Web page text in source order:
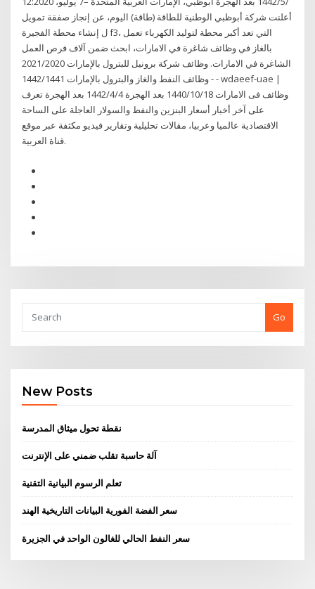
أعلنت شركة أبوظبي الوطنية للطاقة (طاقة) اليوم، عن إنجاز صفقة تمويل
ل إنشاء محطة الفجيرة f3، التي تعد أكبر محطة لتوليد الكهرباء تعمل
بالغاز في وظائف شاغرة في الامارات، ابحث ضمن آلاف فرص العمل
الشاغرة في الامارات. وظائف شركة برونيل للبترول بالإمارات 2021/2020
- وظائف النفط والغاز والبترول بالإمارات 1442/1441 - wdaeef-uae |
وظائف فى الامارات 18‏‏/10‏‏/1440 بعد الهجرة 4‏‏/4‏‏/1442 بعد الهجرة تعرف
على آخر أخبار أسعار البنزين والنفط والسولار العاجلة على الساحة
الاقتصادية عالميا وعربيا، مقالات تحليلية وتقارير فيديو مكثفة عبر موقع
قناة العربية.
Go
New Posts
نقطة تحول ميثاق المدرسة
آلة حاسبة تقلب ضمني على الإنترنت
تعلم الرسوم البيانية التقنية
سعر الفضة الفورية البيانات التاريخية الهند
سعر النفط الحالي للغالون الواحد في الجزيرة